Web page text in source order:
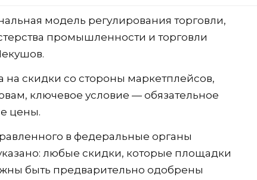
модель регулирования торговли,
промышленности и торговли
на скидки со стороны маркетплейсов,
ключевое условие — обязательное
цены.
в федеральные органы
любые скидки, которые площадки
быть предварительно одобрены